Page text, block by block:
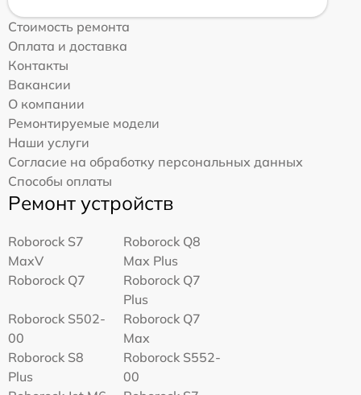
Стоимость ремонта
Оплата и доставка
Контакты
Вакансии
О компании
Ремонтируемые модели
Наши услуги
Согласие на обработку персональных данных
Способы оплаты
Ремонт устройств
Roborock S7
MaxV
Roborock Q8
Max Plus
Roborock Q7
Roborock Q7
Plus
Roborock S502-
00
Roborock Q7
Max
Roborock S8
Plus
Roborock S552-
00